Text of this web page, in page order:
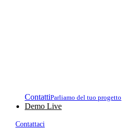
ContattiParliamo del tuo progetto
Demo Live
Contattaci